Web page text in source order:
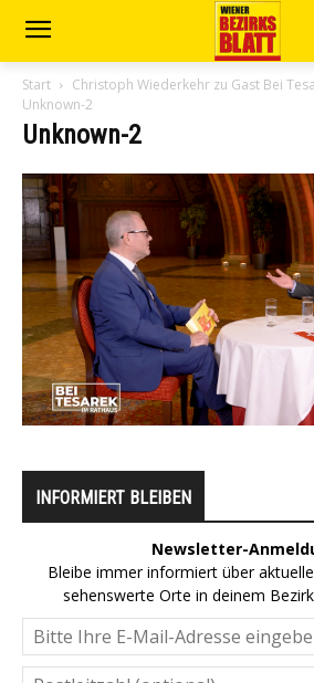
Start
Christoph Wiederkehr zu Gast Bei
Unknown-2
Unknown-2
INFORMIERT BLEIBEN
Newsletter-
Bleibe immer informiert über
sehenswerte Orte in deinem